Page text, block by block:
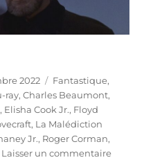
2022 Catégories
Fantastique,
ray,Charles Beaumont,
, Elisha Cook Jr., Floyd
, La Malédiction
Jr., Roger Corman,
Laisser un commentairesur